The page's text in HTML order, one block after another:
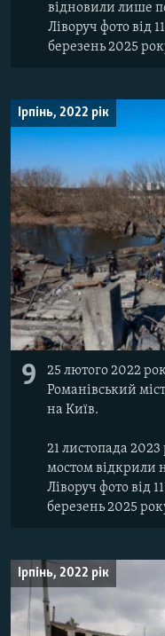
відновили лише
Ліворуч фото від
березень 2025
Ірпінь, 2022 рік
9
25 лютого 2022
Романівський
на Київ.
21 листопада
мостом відкрили
Ліворуч фото від
березень 2025
Ірпінь, 2022 рік